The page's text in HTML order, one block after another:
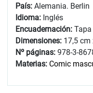
País: Alemania. Berlin
Idioma: Inglés
Encuadernación: Tapa
Dimensiones: 17,5 cm
Nº páginas: 978-3-
Materias: Comic